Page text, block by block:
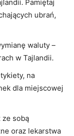
Pamiętaj
ubrań,
waluty –
w Tajlandii.
na
⁣dla miejscowej
⁢ze sobą
oraz lekarstwa